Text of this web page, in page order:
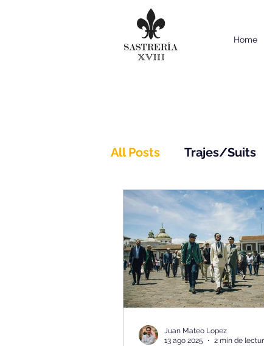
Home
All Posts Trajes/Suits
Juan Mateo Lopez
13 ago 2025
2 min de